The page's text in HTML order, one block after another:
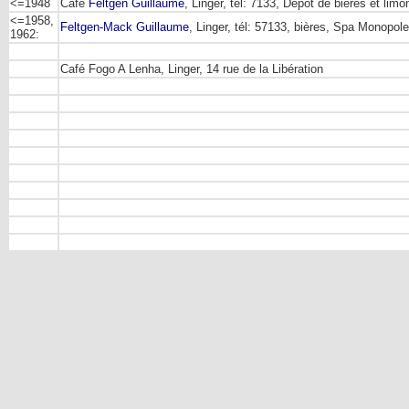
<=1948 Café Feltgen Guillaume, Linger, tél: 7133, Dépôt de bières et
<=1958,
1962:
Feltgen-Mack Guillaume, Linger, tél: 57133, bières, Spa Monopole
Café Fogo A Lenha, Linger, 14 rue de la Libération